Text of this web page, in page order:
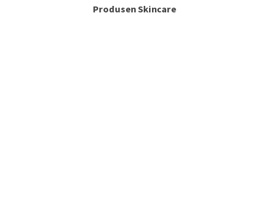
Produsen Skincare